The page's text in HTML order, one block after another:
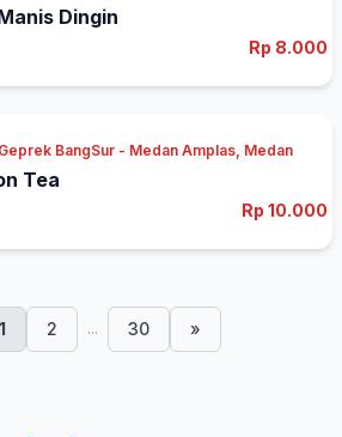
Dingin
Rp 8.000
BangSur - Medan Amplas, Medan
Tea
Rp 10.000
1 2 ... 30 »